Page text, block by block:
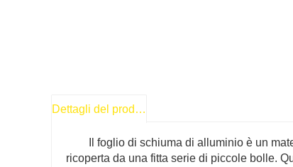
Dettagli del prodotto
Il foglio di schiuma di alluminio è un
ricoperta da una fitta serie di piccole bolle.